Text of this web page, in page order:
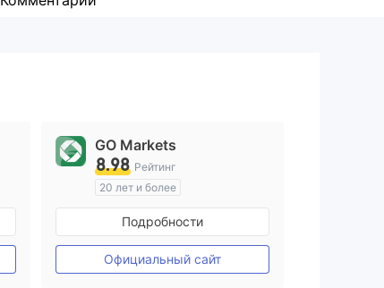
GO Markets
8.98 Рейтинг
20 лет и более
Регулирование в Австралия
Маркет-Мейкинг (MM)
cTrader
Подробности
Официальный сайт